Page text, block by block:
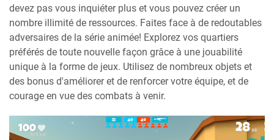
devez pas vous inquiéter plus et vous pouvez créer un
nombre illimité de ressources. Faites face à de redoutables
adversaires de la série animée! Explorez vos quartiers
préférés de toute nouvelle façon grâce à une jouabilité
unique à la forme de jeux. Utilisez de nombreux objets et
des bonus d'améliorer et de renforcer votre équipe, et de
courage en vue des combats à venir.